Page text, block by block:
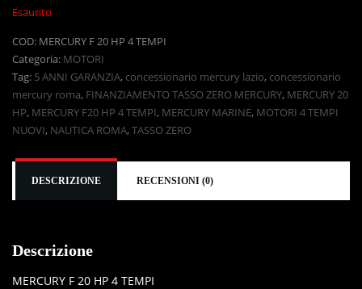
Esaurito
COD: MERCURY F 20 HP 4 TEMPI
Categoria: MOTORI
Tag: 5 ANNI GARANZIA, concessionario mercury lazio, concessionario
mercury roma, FINANZIAMENTO TASSO ZERO MERCURY, MERCURY 20
HP, MERCURY F20 HP 4 TEMPI, MERCURY MARINE, MOTORI 4 TEMPI
NUOVI, NAUTICA ROMA,TASSO ZERO
DESCRIZIONE RECENSIONI (0)
Descrizione
MERCURY F 20 HP 4 TEMPI